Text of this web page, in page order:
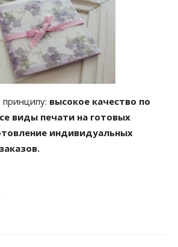
принципу: высокое качество по
виды печати на готовых
индивидуальных